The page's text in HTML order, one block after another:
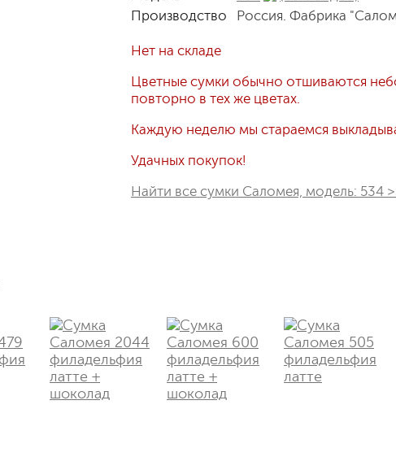
Производство
Россия. Фабрика
Нет на складе
Цветные сумки обычно отшиваются
повторно в тех же цветах.
Каждую неделю мы стараемся
Удачных покупок!
Найти все сумки Саломея, модель: 534